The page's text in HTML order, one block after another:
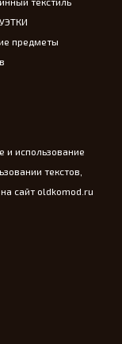
предметы
использование
текстов,
сайт oldkomod.ru